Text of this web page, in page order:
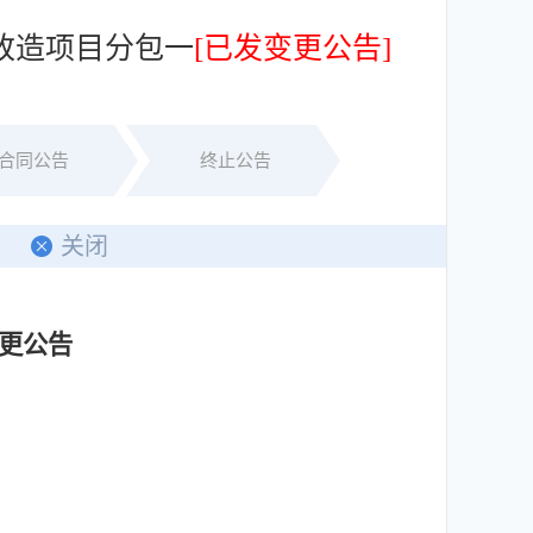
造项目分包一[已发变更公告]
同公告 终止公告
关闭
公告